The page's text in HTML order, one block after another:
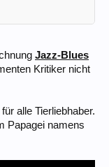
Jazz-Blues
Kritiker nicht
alle Tierliebhaber.
Papagei namens